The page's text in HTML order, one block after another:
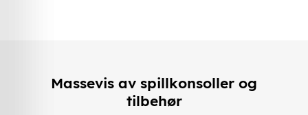
Massevis av spillkonsoller og
tilbehør